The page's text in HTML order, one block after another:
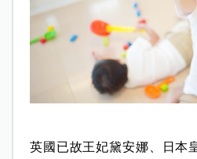
英國已故王妃黛安娜、日本